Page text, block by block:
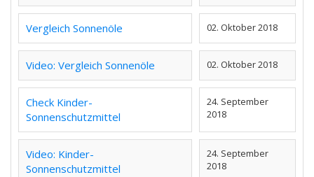
Vergleich Sonnenöle 02. Oktober 2018
Video: Vergleich Sonnenöle 02. Oktober 2018
Check Kinder-
Sonnenschutzmittel
24. September
2018
Video: Kinder-
Sonnenschutzmittel
24. September
2018